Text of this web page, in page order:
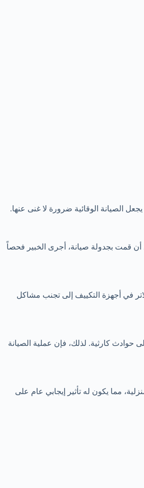
الصيانة الوقائية ضرورة لا غنى عنها.
أن قمت بجدولة صيانة، أجرى الخبير فحصاً
في أجهزة التكييف إلى تجنب مشاكل
حوادث كارثية. لذلك، فإن عملية الصيانة
مما يكون له تأثير إيجابي عام على